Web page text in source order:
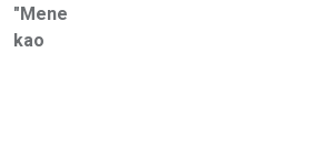
"Mene
kao